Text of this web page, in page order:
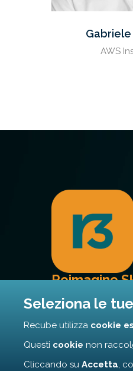
Gabriele
AWS
Reimagine
Assistiamo le
digitale
Seleziona le
Recube utilizza cookie
Questi cookie non
Cliccando su Accetta ,